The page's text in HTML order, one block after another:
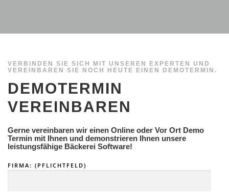
VERBINDEN SIE SICH MIT UNSEREN EXPERTEN UND
VEREINBAREN SIE NOCH HEUTE EINEN DEMOTERMIN.
DEMOTERMIN
VEREINBAREN
Gerne vereinbaren wir einen Online oder Vor Ort Demo
Termin mit Ihnen und demonstrieren Ihnen unsere
leistungsfähige Bäckerei Software!
FIRMA: (PFLICHTFELD)